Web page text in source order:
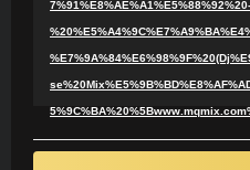
7%91%E8%AE%A1%E5%88%92%20-